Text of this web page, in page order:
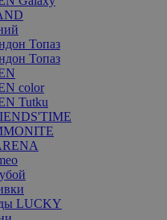
Топаз
Топаз
color
Tutku
LUCKY